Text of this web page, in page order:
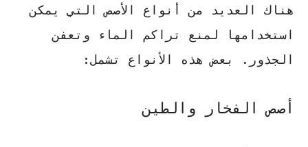
هناك العديد من أنواع الأصص التي يمكن
استخدامها لمنع تراكم الماء وتعفن
الجذور. بعض هذه الأنواع تشمل:
أصص الفخار والطين